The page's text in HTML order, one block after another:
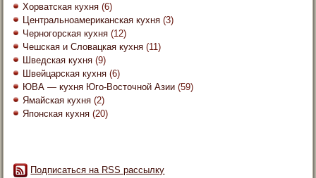
Хорватская кухня (6)
Центральноамериканская кухня (3)
Черногорская кухня (12)
Чешская и Словацкая кухня (11)
Шведская кухня (9)
Швейцарская кухня (6)
ЮВА — кухня Юго-Восточной Азии (59)
Ямайская кухня (2)
Японская кухня (20)
Подписаться на RSS рассылку